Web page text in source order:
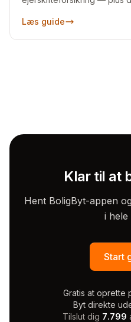
Læs guide
Klar til at
Hent BoligByt-appen
i hele
Start
Gratis at oprette
Byt direkte
Tilslut dig 7.799